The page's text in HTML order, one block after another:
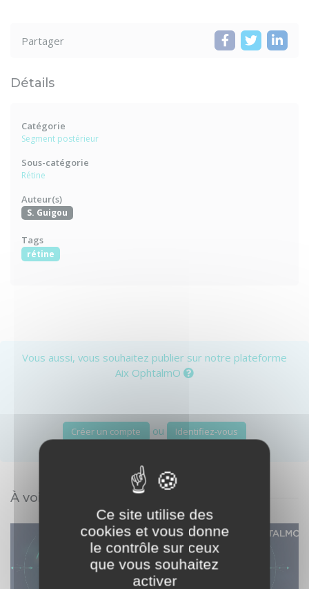
Partager
Détails
Catégorie
Segment postérieur
Sous-catégorie
Rétine
Auteur(s)
S. Guigou
Tags
rétine
Vous aussi, vous souhaitez publier sur notre plateforme
Aix OphtalmO
Créer un compte ou Identifiez-vous
À voir également
Ce site utilise des
cookies et vous donne
le contrôle sur ceux
que vous souhaitez
activer